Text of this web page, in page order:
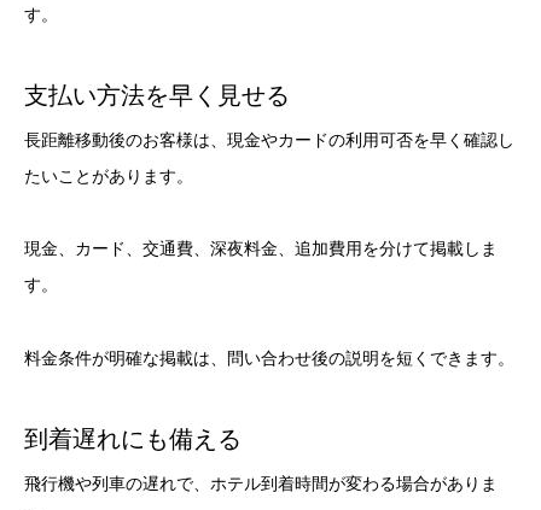
す。
支払い方法を早く見せる
長距離移動後のお客様は、現金やカードの利用可否を早く確認し
たいことがあります。
現金、カード、交通費、深夜料金、追加費用を分けて掲載しま
す。
料金条件が明確な掲載は、問い合わせ後の説明を短くできます。
到着遅れにも備える
飛行機や列車の遅れで、ホテル到着時間が変わる場合がありま